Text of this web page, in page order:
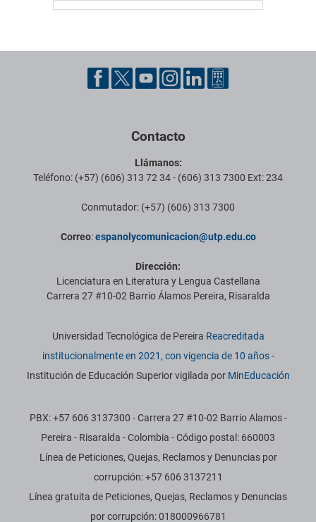
Pie de página con información de contacto, redes sociales y datos
Contacto
Llámanos:
Teléfono: (+57) (606) 313 72 34 - (606) 313 7300 Ext: 234
Conmutador: (+57) (606) 313 7300
Correo:espanolycomunicacion@utp.edu.co
Dirección:
Licenciatura en Literatura y Lengua Castellana
Carrera 27 #10-02 Barrio Álamos Pereira, Risaralda
Información institucional
Universidad Tecnológica de Pereira Reacreditada
institucionalmente en 2021, con vigencia de 10 años-
Institución de Educación Superior vigilada por MinEducación
PBX: +57 606 3137300 - Carrera 27 #10-02 Barrio Alamos -
Pereira - Risaralda - Colombia - Código postal: 660003
Línea de Peticiones, Quejas, Reclamos y Denuncias por
corrupción: +57 606 3137211
Línea gratuita de Peticiones, Quejas, Reclamos y Denuncias
por corrupción: 018000966781